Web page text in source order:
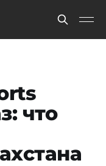
что